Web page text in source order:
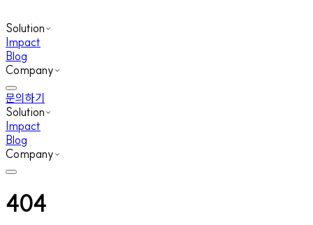
Solution
Impact
Blog
Company
문의하기
Solution
Impact
Blog
Company
404